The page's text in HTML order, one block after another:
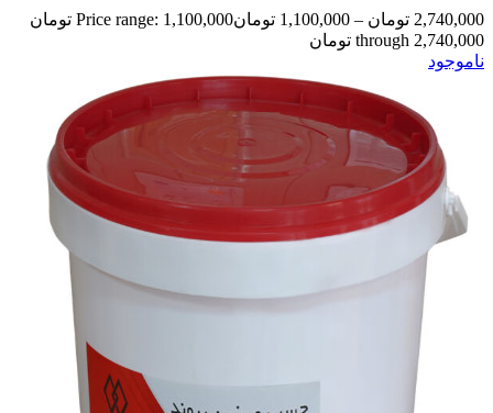
2,740,000 تومان –
1,100,000 تومان
Price range: 1,100,000 تومان
through 2,740,000 تومان
ناموجود